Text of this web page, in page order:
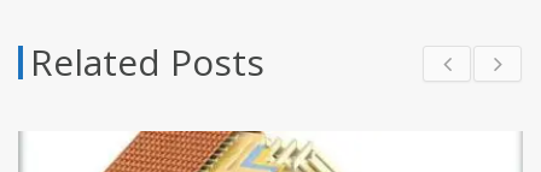
Related Posts